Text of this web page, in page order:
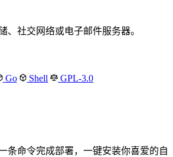
、社交网络或电子邮件服务器。
Go Shell GPL-3.0
条命令完成部署，一键安装你喜爱的自